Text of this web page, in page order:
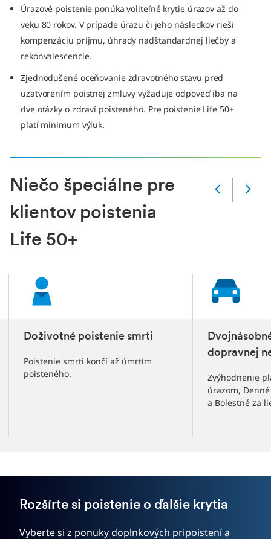
Úrazové poistenie ponúka voliteľné krytie úrazov až do
veku 80 rokov. V prípade úrazu či jeho následkov rieši
kompenzáciu príjmu, úhrady nadštandardnej liečby a
rekonvalescencie.
Zjednodušené oceňovanie zdravotného stavu pred
uzatvorením poistnej zmluvy vyžaduje odpoveď iba na
dve otázky o zdraví poisteného. Pre poistenie Life 50+
platí minimum výluk.
Niečo špeciálne pre
klientov poistenia
Life 50+
Zmena
slidů
Doživotné poistenie smrti
Poistenie smrti končí až úmrtím
poisteného.
dopravnej
Zvýhodnenie
úrazom,
a Bolestné za
Rozšírte si poistenie o ďalšie krytia
Vyberte si z ponuky doplnkových pripoistení a